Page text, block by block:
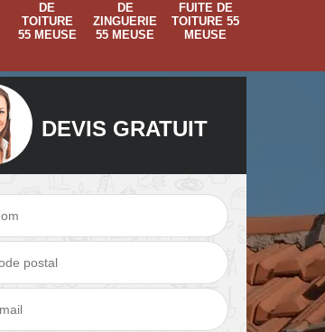
DE
TOITURE
55 MEUSE
DE
ZINGUERIE
55 MEUSE
FUITE DE
TOITURE 55
MEUSE
Meuse
Ramonage de
cheminée 55
DEVIS GRATUIT